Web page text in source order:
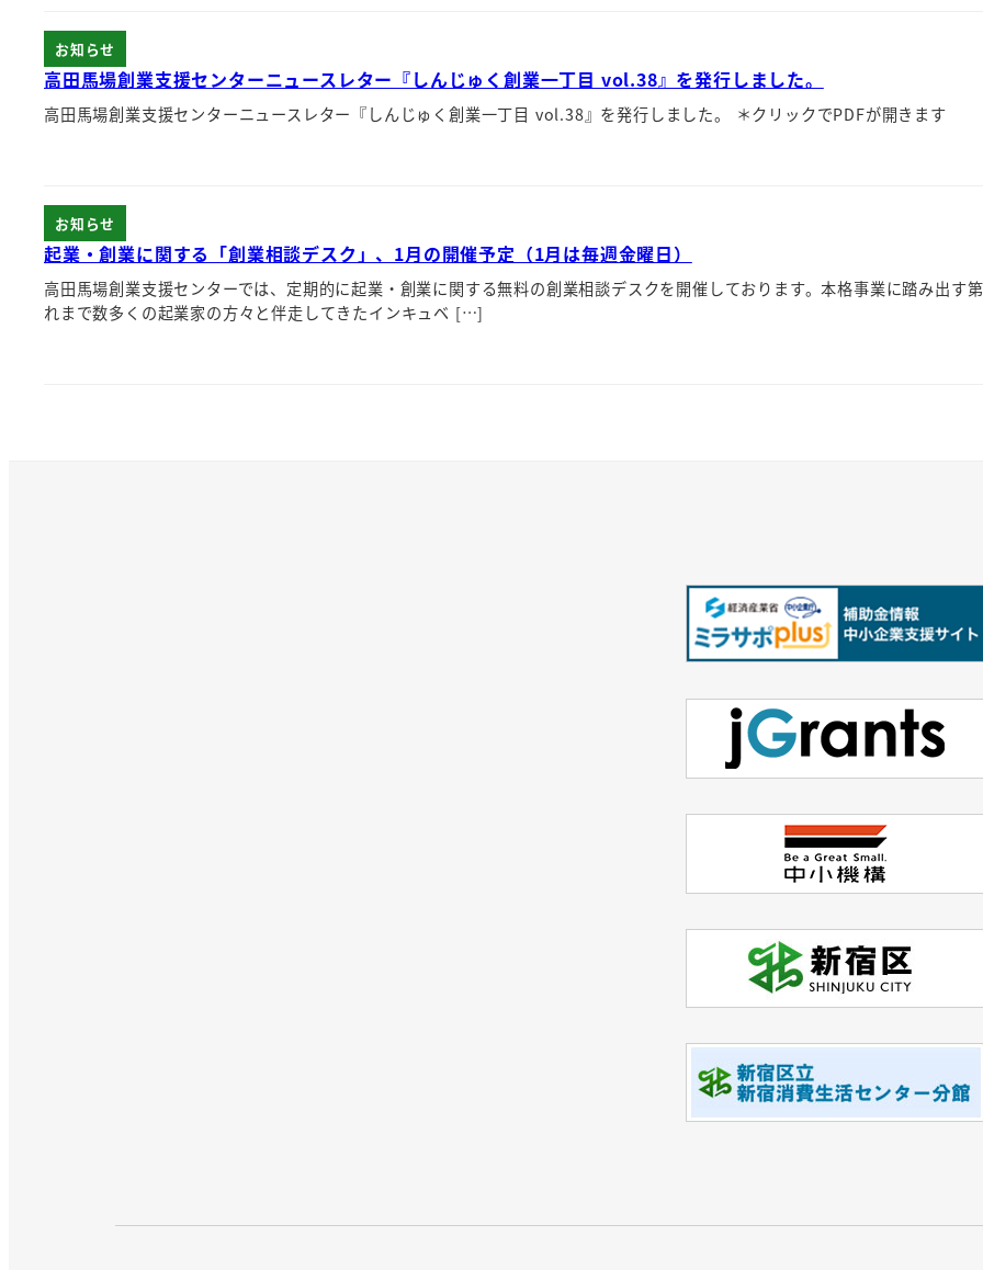
お知らせ
高田馬場創業支援センターニュースレター『しんじゅく創業一丁目 vol.38』を発行しました。
高田馬場創業支援センターニュースレター『しんじゅく創業一丁目 vol.38』を発行しました。 ＊クリックでPDFが開きます
お知らせ
起業・創業に関する「創業相談デスク」、1月の開催予定（1月は毎週金曜日）
高田馬場創業支援センターでは、定期的に起業・創業に関する無料の創業相談デスクを開催しております。本格事業に踏み出す
れまで数多くの起業家の方々と伴走してきたインキュベ […]